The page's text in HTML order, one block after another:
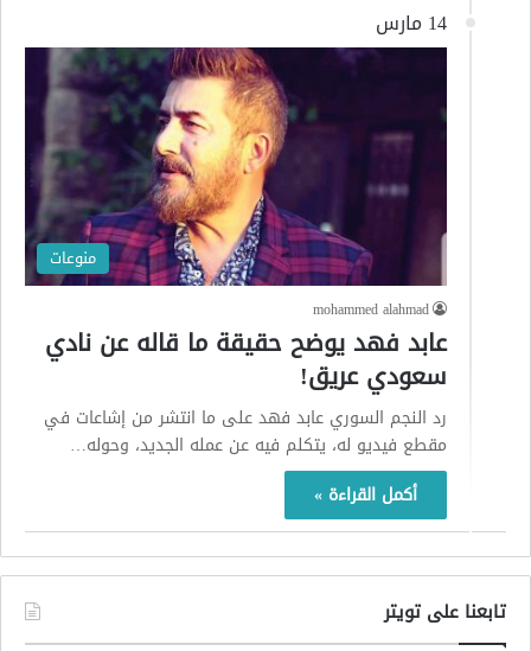
14 مارس
منوعات
mohammed alahmad
عابد فهد يوضح حقيقة ما قاله عن نادي
سعودي عريق!
رد النجم السوري عابد فهد على ما انتشر من إشاعات في
مقطع فيديو له، يتكلم فيه عن عمله الجديد، وحوله…
أكمل القراءة »
تابعنا على تويتر